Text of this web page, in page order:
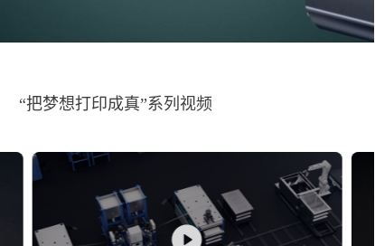
“把梦想打印成真”系列视频